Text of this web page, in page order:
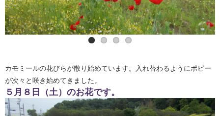
カモミールの花びらが散り始めています。入れ替わるようにポピー
が次々と咲き始めてきました。
５月８日（土）のお花です。